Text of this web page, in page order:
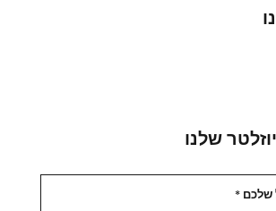
שלנו